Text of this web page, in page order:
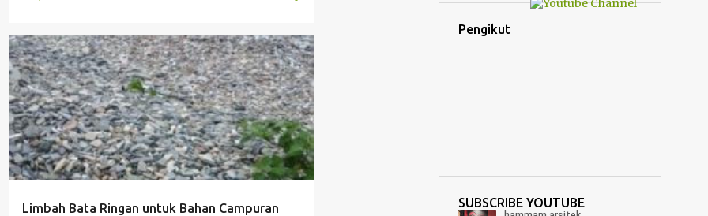
Limbah Bata Ringan untuk Bahan Campuran
JURNAL
Pengikut
SUBSCRIBE YOUTUBE